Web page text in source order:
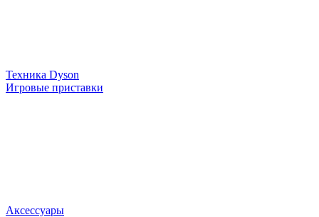
Техника Dyson
Игровые приставки
Аксессуары